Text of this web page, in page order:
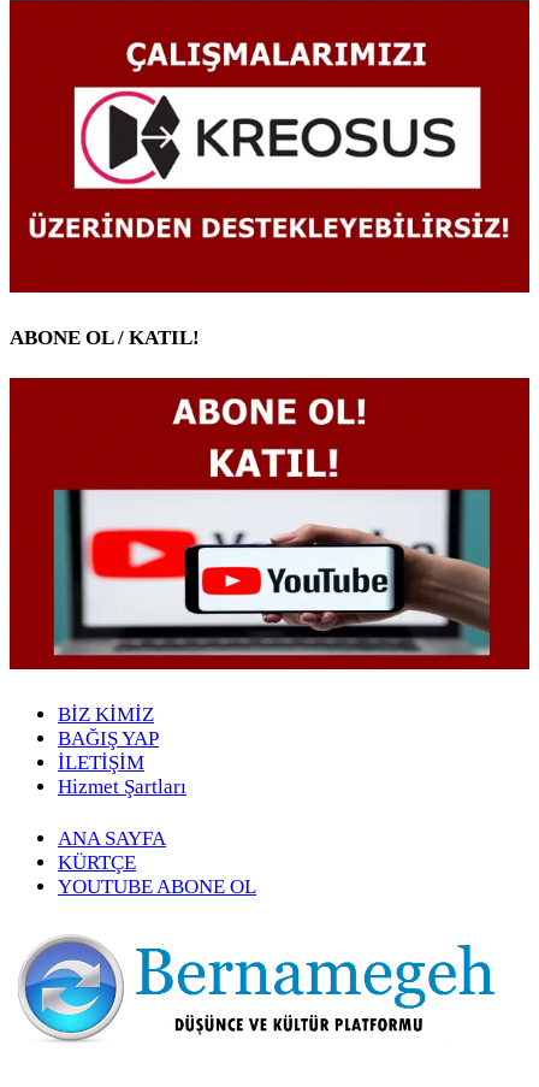
ABONE OL / KATIL!
BİZ KİMİZ
BAĞIŞ YAP
İLETİŞİM
Hizmet Şartları
ANA SAYFA
KÜRTÇE
YOUTUBE ABONE OL